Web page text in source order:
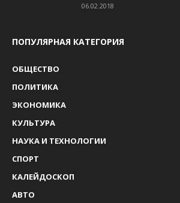
06.02.2018
ПОПУЛЯРНАЯ КАТЕГОРИЯ
ОБЩЕСТВО
ПОЛИТИКА
ЭКОНОМИКА
КУЛЬТУРА
НАУКА И ТЕХНОЛОГИИ
СПОРТ
КАЛЕЙДОСКОП
АВТО